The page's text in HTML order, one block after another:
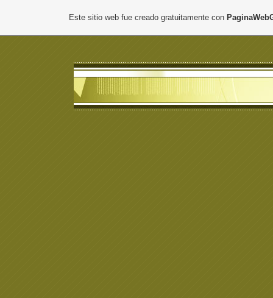
Este sitio web fue creado gratuitamente con